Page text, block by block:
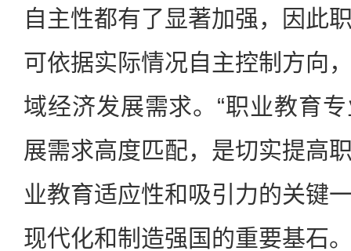
自主性都有了显著加强，因此
可依据实际情况自主控制方向
域经济发展需求。“职业教育
展需求高度匹配，是切实提高
业教育适应性和吸引力的关键
现代化和制造强国的重要基石